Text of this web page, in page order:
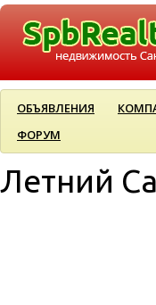
ОБЪЯВЛЕНИЯ
ФОРУМ
Летний